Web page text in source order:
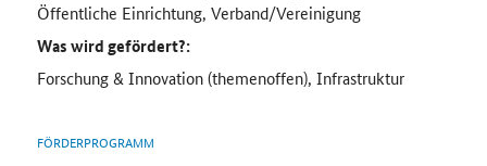
Öffentliche Einrichtung, Verband/Vereinigung
Was wird gefördert?:
Forschung & Innovation (themenoffen), Infrastruktur
FÖRDERPROGRAMM